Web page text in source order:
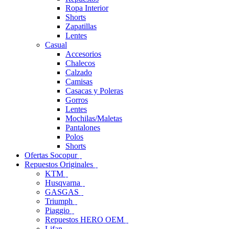
Ropa Interior
Shorts
Zapatillas
Lentes
Casual
Accesorios
Chalecos
Calzado
Camisas
Casacas y Poleras
Gorros
Lentes
Mochilas/Maletas
Pantalones
Polos
Shorts
Ofertas Socopur
Repuestos Originales
KTM
Husqvarna
GASGAS
Triumph
Piaggio
Repuestos HERO OEM